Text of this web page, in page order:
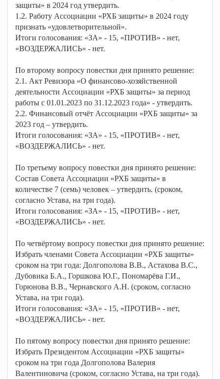
защиты» в 2024 год утвердить.
1.2. Работу Ассоциации «РХБ защиты» в 2024 году
признать «удовлетворительной».
Итоги голосования: «ЗА» - 15, «ПРОТИВ» - нет,
«ВОЗДЕРЖАЛИСЬ» - нет.
По второму вопросу повестки дня принято решение:
2.1. Акт Ревизора «О финансово-хозяйственной
деятельности Ассоциации «РХБ защиты» за период
работы с 01.01.2023 по 31.12.2023 года» - утвердить.
2.2. Финансовый отчёт Ассоциации «РХБ защиты» за
2023 год – утвердить.
Итоги голосования: «ЗА» - 15, «ПРОТИВ» - нет,
«ВОЗДЕРЖАЛИСЬ» - нет.
По третьему вопросу повестки дня принято решение:
Состав Совета Ассоциации «РХБ защиты» в
количестве 7 (семь) человек – утвердить. (сроком,
согласно Устава, на три года).
Итоги голосования: «ЗА» - 15, «ПРОТИВ» - нет,
«ВОЗДЕРЖАЛИСЬ» - нет.
По четвёртому вопросу повестки дня принято решение:
Избрать членами Совета Ассоциации «РХБ защиты»
сроком на три года: Долгополова В.В., Астахова В.С.,
Дубовика Б.А., Горшкова Ю.Г., Пономарёва Г.И.,
Горюнова В.В., Чернавского А.Н. (сроком, согласно
Устава, на три года).
Итоги голосования: «ЗА» - 15, «ПРОТИВ» - нет,
«ВОЗДЕРЖАЛИСЬ» - нет.
По пятому вопросу повестки дня принято решение:
Избрать Президентом Ассоциации «РХБ защиты»
сроком на три года Долгополова Валерия
Валентиновича (сроком, согласно Устава, на три года).